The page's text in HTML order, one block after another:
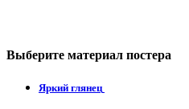
Выберите материал постера
Яркий глянец